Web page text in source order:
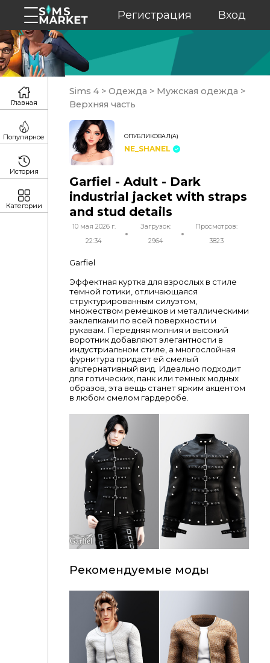
Регистрация Вход
Sims 4 > Одежда > Мужская одежда >
Верхняя часть
ОПУБЛИКОВАЛ(А)
NE_SHANEL
Garfiel - Adult - Dark
industrial jacket with straps
and stud details
10 мая 2026 г.
22:34
Загрузок:
2964
Просмотров:
3823
Garfiel
Эффектная куртка для взрослых в стиле
темной готики, отличающаяся
структурированным силуэтом,
множеством ремешков и металлическими
заклепками по всей поверхности и
рукавам. Передняя молния и высокий
воротник добавляют элегантности в
индустриальном стиле, а многослойная
фурнитура придает ей смелый
альтернативный вид. Идеально подходит
для готических, панк или темных модных
образов, эта вещь станет ярким акцентом
в любом смелом гардеробе.
Рекомендуемые моды
Главная
Популярное
История
Категории